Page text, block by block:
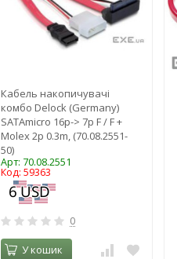
Кабель накопичувачі
комбо Delock (Germany)
SATAmicro 16p-> 7p F / F +
Molex 2p 0.3m, (70.08.2551-
50)
Арт: 70.08.2551
Код: 59363
0
У кошик